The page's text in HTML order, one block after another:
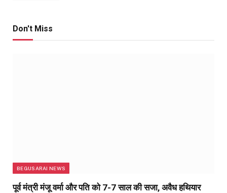
Don't Miss
BEGUSARAI NEWS
पूर्व मंत्री मंजू वर्मा और पति को 7-7 साल की सजा, अवैध हथियार